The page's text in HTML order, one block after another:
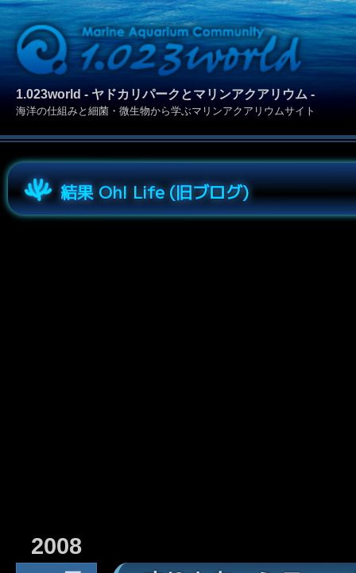
1.023world - ヤドカリパークとマリンアクアリウム -
海洋の仕組みと細菌・微生物から学ぶマリンアクアリウムサイト
結果 Oh! Life (旧ブログ)
2008